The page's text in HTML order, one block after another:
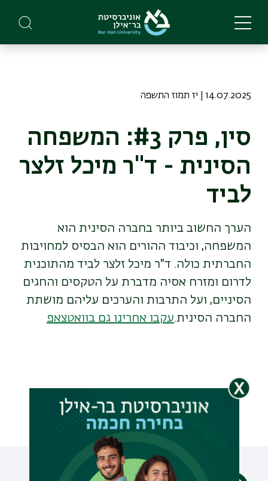
main
14.07.2025 | יז תמוז התשפה
סין, פרק #3: המשפחה
הסינית - ד"ר מיכל זלצר
לביד
הערך החשוב ביותר בחברה הסינית הוא
המשפחה, וכיבוד ההורים הוא הבסיס למחויבות
החברתית כולה. ד"ר מיכל זלצר לביד מהתוכנית
לדרום ומזרח אסיה מדברת על הטקסים והחגים
הסיניים, ועל התרבות והערכים עליהם מושתת
החברה הסינית.עקבו אחרינו גם בוואטצאפ